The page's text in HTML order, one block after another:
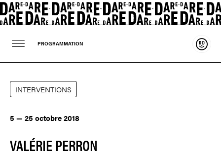
PROGRAMMATION
INTERVENTIONS
5 — 25 octobre 2018
VALÉRIE PERRON